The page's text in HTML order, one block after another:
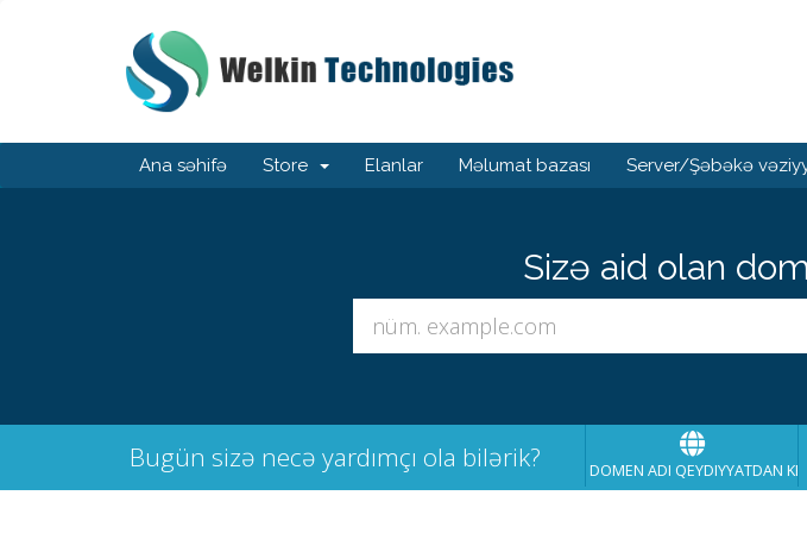
Ana səhifə Store Elanlar Məlumat bazası Server/Şəbəkə
Sizə aid olan
Bugün sizə necə yardımçı ola bilərik? DOMEN ADI QEYDIYYATDAN